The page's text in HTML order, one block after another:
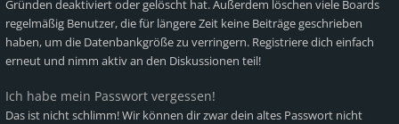
Gründen deaktiviert oder gelöscht hat. Außerdem löschen viele Boards
regelmäßig Benutzer, die für längere Zeit keine Beiträge geschrieben
haben, um die Datenbankgröße zu verringern. Registriere dich einfach
erneut und nimm aktiv an den Diskussionen teil!
Ich habe mein Passwort vergessen!
Das ist nicht schlimm! Wir können dir zwar dein altes Passwort nicht